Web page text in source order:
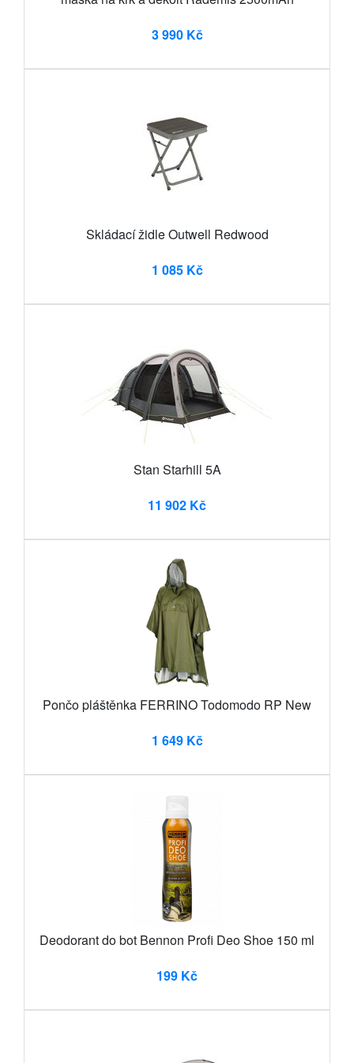
3 990 Kč
Skládací židle Outwell Redwood
1 085 Kč
Stan Starhill 5A
11 902 Kč
Pončo pláštěnka FERRINO Todomodo RP New
1 649 Kč
Deodorant do bot Bennon Profi Deo Shoe 150 ml
199 Kč